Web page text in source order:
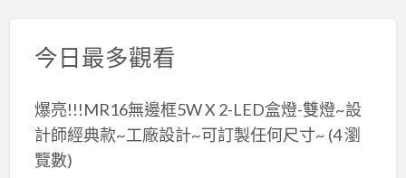
今日最多觀看
爆亮!!!MR16無邊框5W X 2-LED盒燈-雙燈~設
計師經典款~工廠設計~可訂製任何尺寸~ (4 瀏
覽數)